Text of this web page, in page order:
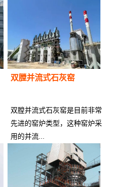
双膛并流式石灰窑
双膛并流式石灰窑是目前非常
先进的窑炉类型，这种窑炉采
用的并流...